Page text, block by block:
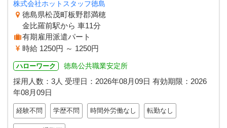
株式会社ホットスタッフ徳島
徳島県松茂町板野郡満穂
金比羅前駅から 車11分
有期雇用派遣パート
時給 1250円 ～ 1250円
ハローワーク 徳島公共職業安定所
採用人数：3人 受理日： 2026年08月09日 有効期限： 2026
年08月09日
経験不問 学歴不問 時間外労働なし 転勤なし